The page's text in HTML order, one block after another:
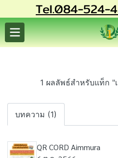
Tel.084-524-
1 ผลลัพธ์สำหรับแท็ก "
บทความ (1)
QR CORD Aimmura